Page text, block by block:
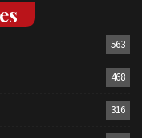
563
468
316